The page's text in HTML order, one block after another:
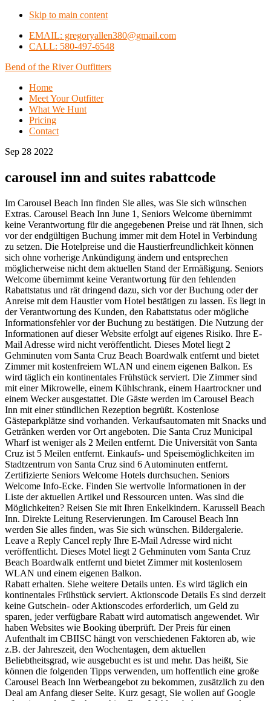
Skip to main content
EMAIL: gregoryallen380@gmail.com
CALL: 580-497-6548
Bend of the River Outfitters
Home
Meet Your Outfitter
What We Hunt
Pricing
Contact
Sep 28 2022
carousel inn and suites rabattcode
Im Carousel Beach Inn finden Sie alles, was Sie sich wünschen
Extras. Carousel Beach Inn June 1, Seniors Welcome übernimmt
keine Verantwortung für die angegebenen Preise und rät Ihnen, sich
vor der endgültigen Buchung immer mit dem Hotel in Verbindung
zu setzen. Die Hotelpreise und die Haustierfreundlichkeit können
sich ohne vorherige Ankündigung ändern und entsprechen
möglicherweise nicht dem aktuellen Stand der Ermäßigung. Seniors
Welcome übernimmt keine Verantwortung für den fehlenden
Rabattstatus und rät dringend dazu, sich vor der Buchung oder der
Anreise mit dem Haustier vom Hotel bestätigen zu lassen. Es liegt in
der Verantwortung des Kunden, den Rabattstatus oder mögliche
Informationsfehler vor der Buchung zu bestätigen. Die Nutzung der
Informationen auf dieser Website erfolgt auf eigenes Risiko. Ihre E-
Mail Adresse wird nicht veröffentlicht. Dieses Motel liegt 2
Gehminuten vom Santa Cruz Beach Boardwalk entfernt und bietet
Zimmer mit kostenfreiem WLAN und einem eigenen Balkon. Es
wird täglich ein kontinentales Frühstück serviert. Die Zimmer sind
mit einer Mikrowelle, einem Kühlschrank, einem Haartrockner und
einem Wecker ausgestattet. Die Gäste werden im Carousel Beach
Inn mit einer stündlichen Rezeption begrüßt. Kostenlose
Gästeparkplätze sind vorhanden. Verkaufsautomaten mit Snacks und
Getränken werden vor Ort angeboten. Die Santa Cruz Municipal
Wharf ist weniger als 2 Meilen entfernt. Die Universität von Santa
Cruz ist 5 Meilen entfernt. Einkaufs- und Speisemöglichkeiten im
Stadtzentrum von Santa Cruz sind 6 Autominuten entfernt.
Zertifizierte Seniors Welcome Hotels durchsuchen. Seniors
Welcome Info-Ecke. Finden Sie wertvolle Informationen in der
Liste der aktuellen Artikel und Ressourcen unten. Was sind die
Möglichkeiten? Reisen Sie mit Ihren Enkelkindern. Karussell Beach
Inn. Direkte Leitung Reservierungen. Im Carousel Beach Inn
werden Sie alles finden, was Sie sich wünschen. Bildergalerie.
Leave a Reply Cancel reply Ihre E-Mail Adresse wird nicht
veröffentlicht. Dieses Motel liegt 2 Gehminuten vom Santa Cruz
Beach Boardwalk entfernt und bietet Zimmer mit kostenlosem
WLAN und einem eigenen Balkon.
Rabatt erhalten. Siehe weitere Details unten. Es wird täglich ein
kontinentales Frühstück serviert. Aktionscode Details Es sind derzeit
keine Gutschein- oder Aktionscodes erforderlich, um Geld zu
sparen, jeder verfügbare Rabatt wird automatisch angewendet. Wir
haben Websites wie Booking überprüft. Der Preis für einen
Aufenthalt im CBIISC hängt von verschiedenen Faktoren ab, wie
z.B. der Jahreszeit, den Wochentagen, dem aktuellen
Beliebtheitsgrad, wie ausgebucht es ist und mehr. Das heißt, Sie
können die folgenden Tipps verwenden, um hoffentlich eine große
Carousel Beach Inn Werbeangebot zu bekommen, zusätzlich zu den
Deal am Anfang dieser Seite. Kurz gesagt, Sie wollen auf Google